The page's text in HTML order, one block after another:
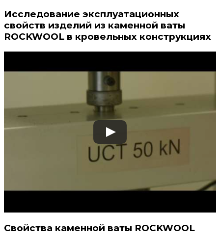
Исследование эксплуатационных
свойств изделий из каменной ваты
ROCKWOOL в кровельных конструкциях
Свойства каменной ваты ROCKWOOL